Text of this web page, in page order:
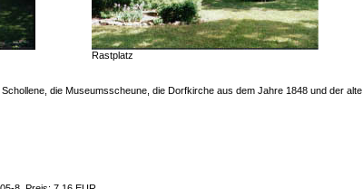
Rastplatz
die Museumsscheune, die Dorfkirche aus dem Jahre 1848 und der alte